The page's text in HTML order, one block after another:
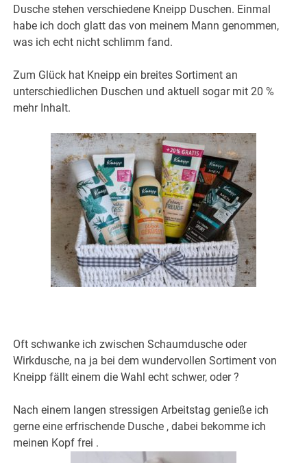
Dusche stehen verschiedene Kneipp Duschen. Einmal
habe ich doch glatt das von meinem Mann genommen,
was ich echt nicht schlimm fand.
Zum Glück hat Kneipp ein breites Sortiment an
unterschiedlichen Duschen und aktuell sogar mit 20 %
mehr Inhalt.
Oft schwanke ich zwischen Schaumdusche oder
Wirkdusche, na ja bei dem wundervollen Sortiment von
Kneipp fällt einem die Wahl echt schwer, oder ?
Nach einem langen stressigen Arbeitstag genieße ich
gerne eine erfrischende Dusche , dabei bekomme ich
meinen Kopf frei .